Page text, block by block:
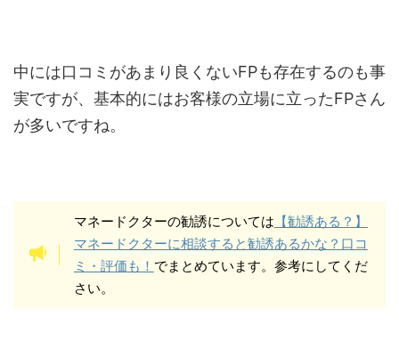
中には口コミがあまり良くないFPも存在するのも事
実ですが、基本的にはお客様の立場に立ったFPさん
が多いですね。
マネードクターの勧誘については 【勧誘ある？】
マネードクターに相談すると勧誘あるかな？口コ
ミ・評価も！ でまとめています。参考にしてくだ
さい。